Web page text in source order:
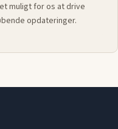
muligt for os at drive
opdateringer.